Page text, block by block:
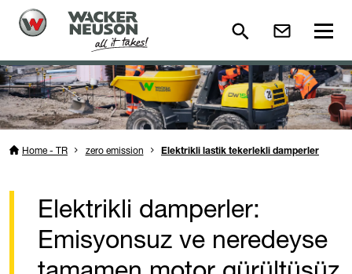
Home - TR zero emission Elektrikli lastik tekerlekli damperler
Elektrikli damperler:
Emisyonsuz ve neredeyse